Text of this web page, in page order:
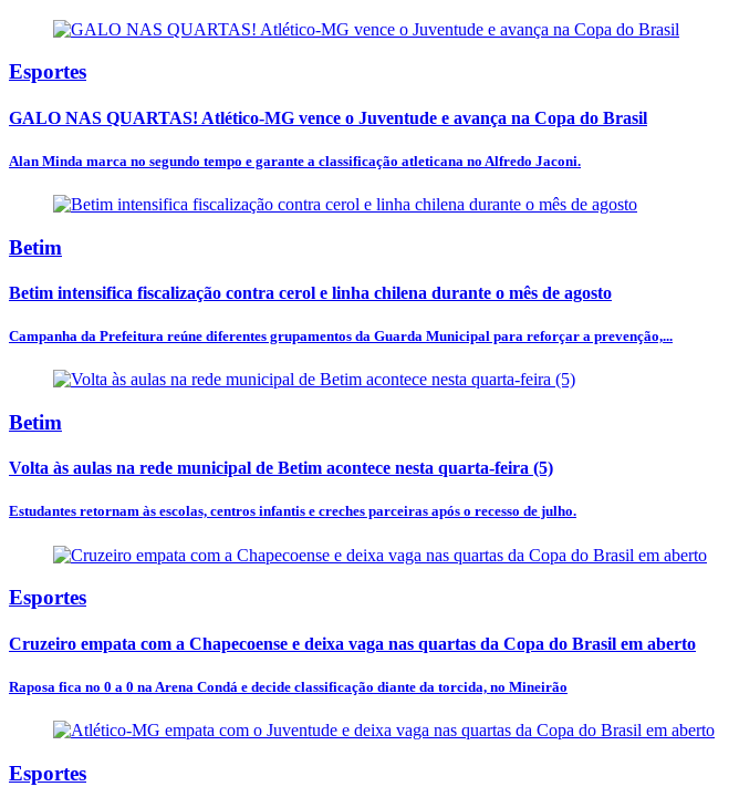
Esportes
GALO NAS QUARTAS! Atlético-MG vence o Juventude e avança na Copa do Brasil
Alan Minda marca no segundo tempo e garante a classificação atleticana no Alfredo Jaconi.
Betim
Betim intensifica fiscalização contra cerol e linha chilena durante o mês de agosto
Campanha da Prefeitura reúne diferentes grupamentos da Guarda Municipal para reforçar a prevenção,...
Betim
Volta às aulas na rede municipal de Betim acontece nesta quarta-feira (5)
Estudantes retornam às escolas, centros infantis e creches parceiras após o recesso de julho.
Esportes
Cruzeiro empata com a Chapecoense e deixa vaga nas quartas da Copa do Brasil em aberto
Raposa fica no 0 a 0 na Arena Condá e decide classificação diante da torcida, no Mineirão
Esportes